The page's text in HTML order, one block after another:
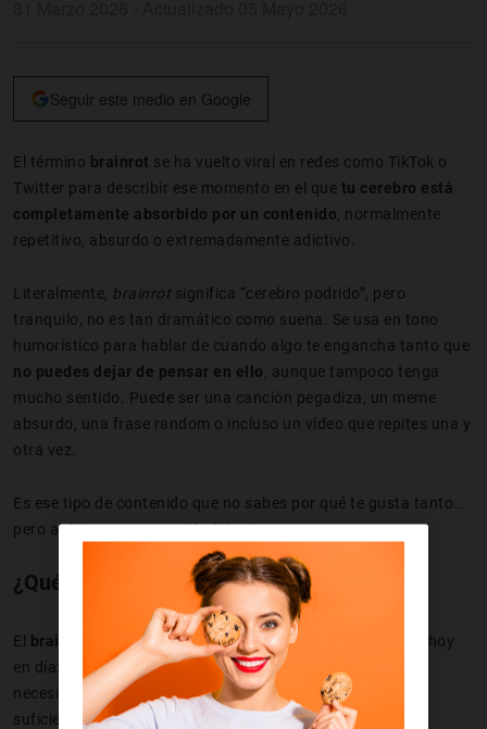
Seguir este medio en Google
El término brainrot se ha vuelto viral en redes como TikTok o
Twitter para describir ese momento en el que tu cerebro está
completamente absorbido por un contenido , normalmente
repetitivo, absurdo o extremadamente adictivo.
Literalmente, brainrot significa “cerebro podrido”, pero
tranquilo, no es tan dramático como suena. Se usa en tono
humorístico para hablar de cuando algo te engancha tanto que
no puedes dejar de pensar en ello , aunque tampoco tenga
mucho sentido. Puede ser una canción pegadiza, un meme
absurdo, una frase random o incluso un vídeo que repites una y
otra vez.
Es ese tipo de contenido que no sabes por qué te gusta tanto…
pero ahí sigues, consumiéndolo sin parar.
¿Qué significa brainrot?
El brainrot
refleja muy bien cómo consumimos contenido hoy
en día: rápido, constante y muchas veces sin filtro. No
necesitas que algo sea profundo o útil, solo que sea lo
suficientemente entretenido como para mantenerte